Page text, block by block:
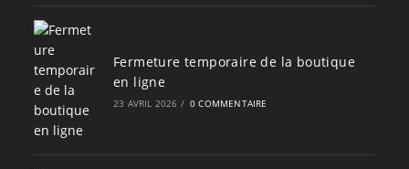
Fermeture temporaire de la boutique
en ligne
23 AVRIL 2026 / 0 COMMENTAIRE